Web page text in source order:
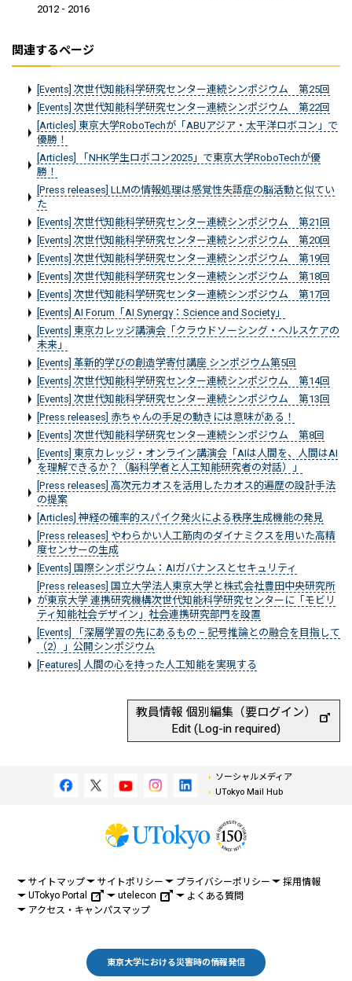
2012 - 2016
関連するページ
[Events] 次世代知能科学研究センター連続シンポジウム 第25回
[Events] 次世代知能科学研究センター連続シンポジウム 第22回
[Articles] 東京大学RoboTechが「ABUアジア・太平洋ロボコン」で
優勝！
[Articles] 「NHK学生ロボコン2025」で東京大学RoboTechが優
勝！
[Press releases] LLMの情報処理は感覚性失語症の脳活動と似てい
た
[Events] 次世代知能科学研究センター連続シンポジウム 第21回
[Events] 次世代知能科学研究センター連続シンポジウム 第20回
[Events] 次世代知能科学研究センター連続シンポジウム 第19回
[Events] 次世代知能科学研究センター連続シンポジウム 第18回
[Events] 次世代知能科学研究センター連続シンポジウム 第17回
[Events] AI Forum「AI Synergy：Science and Society」
[Events] 東京カレッジ講演会「クラウドソーシング・ヘルスケアの
未来」
[Events] 革新的学びの創造学寄付講座 シンポジウム第5回
[Events] 次世代知能科学研究センター連続シンポジウム 第14回
[Events] 次世代知能科学研究センター連続シンポジウム 第13回
[Press releases] 赤ちゃんの手足の動きには意味がある！
[Events] 次世代知能科学研究センター連続シンポジウム 第8回
[Events] 東京カレッジ・オンライン講演会「AIは人間を、人間はAI
を理解できるか？（脳科学者と人工知能研究者の対話）」
[Press releases] 高次元カオスを活用したカオス的遍歴の設計手法
の提案
[Articles] 神経の確率的スパイク発火による秩序生成機能の発見
[Press releases] やわらかい人工筋肉のダイナミクスを用いた高精
度センサーの生成
[Events] 国際シンポジウム：AIガバナンスとセキュリティ
[Press releases] 国立大学法人東京大学と株式会社豊田中央研究所
が東京大学 連携研究機構次世代知能科学研究センターに「モビリ
ティ知能社会デザイン」社会連携研究部門を設置
[Events] 「深層学習の先にあるもの – 記号推論との融合を目指して
（2）」公開シンポジウム
[Features] 人間の心を持った人工知能を実現する
教員情報 個別編集（要ログイン）
Edit (Log-in required)
ソーシャルメディア
UTokyo Mail Hub
サイトマップ サイトポリシー プライバシーポリシー
採用情報
UTokyo Portal
utelecon
よくある質問
アクセス・キャンパスマップ
東京大学における災害時の情報発信